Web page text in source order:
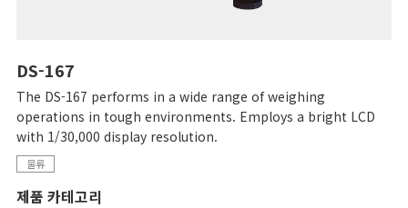
DS-167
The DS-167 performs in a wide range of weighing
operations in tough environments. Employs a bright LCD
with 1/30,000 display resolution.
물류
제품 카테고리